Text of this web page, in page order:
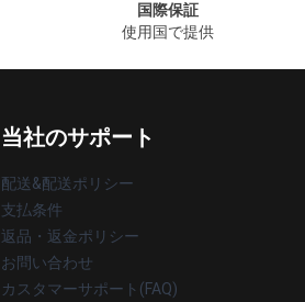
国際保証
使用国で提供
当社のサポート
配送&配送ポリシー
支払条件
返品・返金ポリシー
お問い合わせ
カスタマーサポート(FAQ)